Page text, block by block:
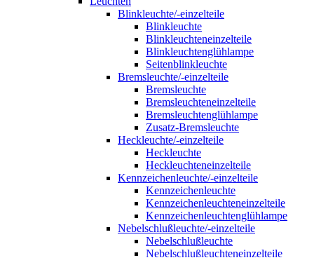
Blinkleuchte/-einzelteile
Blinkleuchte
Blinkleuchteneinzelteile
Blinkleuchtenglühlampe
Seitenblinkleuchte
Bremsleuchte/-einzelteile
Bremsleuchte
Bremsleuchteneinzelteile
Bremsleuchtenglühlampe
Zusatz-Bremsleuchte
Heckleuchte/-einzelteile
Heckleuchte
Heckleuchteneinzelteile
Kennzeichenleuchte/-einzelteile
Kennzeichenleuchte
Kennzeichenleuchteneinzelteile
Kennzeichenleuchtenglühlampe
Nebelschlußleuchte/-einzelteile
Nebelschlußleuchte
Nebelschlußleuchteneinzelteile